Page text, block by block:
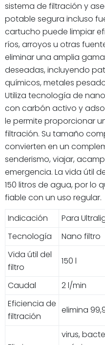
sistema de filtración y
potable segura incluso
cartucho puede limpiar
ríos, arroyos u otras
eliminar una amplia
deseadas, incluyendo
químicos, metales
Utiliza tecnología de
con carbón activo y
le permite proporcionar
filtración. Su tamaño
convierten en un
senderismo, viajar,
emergencia. La vida útil
150 litros de agua, por lo
fiable con un uso regular.
Indicación
Para
Tecnología
Nano filtro
Vida útil del
filtro
150 l
Caudal
2 l/min
Eficiencia de
filtración
elimina
virus,